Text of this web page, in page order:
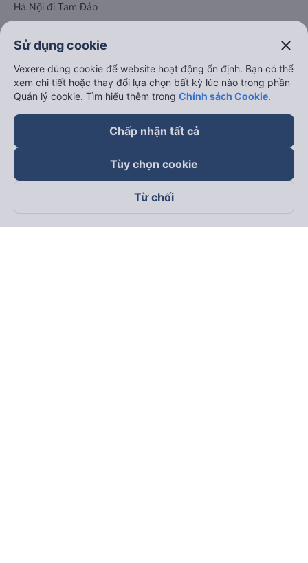
Hà Nội đi Tam Đảo
Đà Nẵng đi Huế
Hải Phòng đi Hà Nội
Xem tất cả tuyến đường
Sử dụng cookie close
Vexere dùng cookie để website hoạt động ổn định. Bạn có thể
xem chi tiết hoặc thay đổi lựa chọn bất kỳ lúc nào trong phần
Quản lý cookie. Tìm hiểu thêm trong Chính sách Cookie.
Chấp nhận tất cả
Tùy chọn cookie
Từ chối